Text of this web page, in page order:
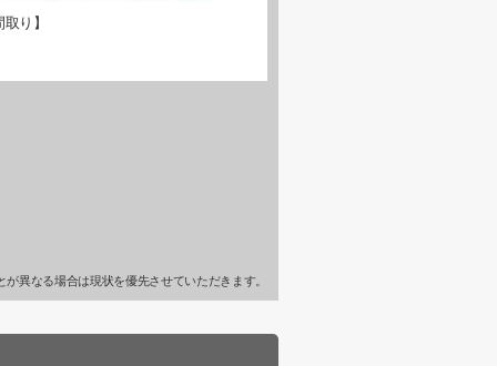
り】
異なる場合は現状を優先させていただきます。